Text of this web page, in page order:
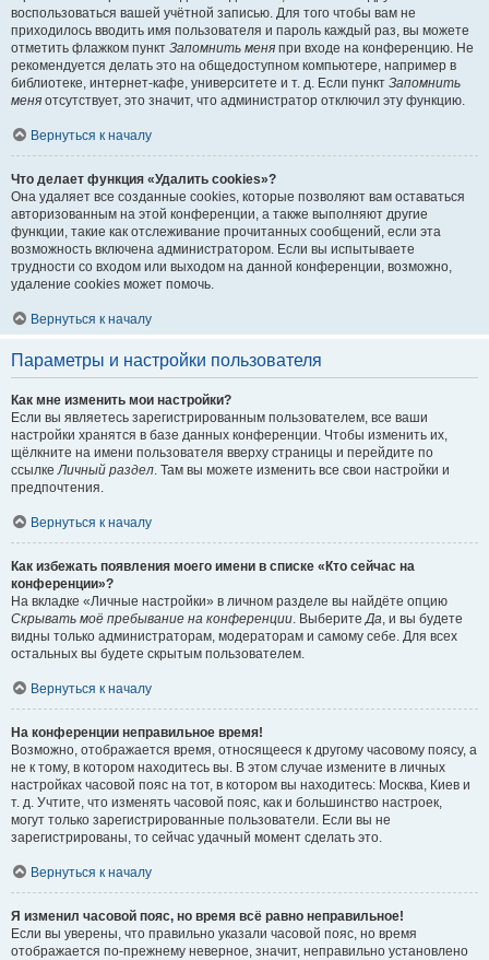
воспользоваться вашей учётной записью. Для того чтобы вам не
приходилось вводить имя пользователя и пароль каждый раз, вы можете
отметить флажком пункт Запомнить меня при входе на конференцию. Не
рекомендуется делать это на общедоступном компьютере, например в
библиотеке, интернет-кафе, университете и т. д. Если пункт Запомнить
меня отсутствует, это значит, что администратор отключил эту функцию.
Вернуться к началу
Что делает функция «Удалить cookies»?
Она удаляет все созданные cookies, которые позволяют вам оставаться
авторизованным на этой конференции, а также выполняют другие
функции, такие как отслеживание прочитанных сообщений, если эта
возможность включена администратором. Если вы испытываете
трудности со входом или выходом на данной конференции, возможно,
удаление cookies может помочь.
Вернуться к началу
Параметры и настройки пользователя
Как мне изменить мои настройки?
Если вы являетесь зарегистрированным пользователем, все ваши
настройки хранятся в базе данных конференции. Чтобы изменить их,
щёлкните на имени пользователя вверху страницы и перейдите по
ссылкеЛичный раздел. Там вы можете изменить все свои настройки и
предпочтения.
Вернуться к началу
Как избежать появления моего имени в списке «Кто сейчас на
конференции»?
На вкладке «Личные настройки» в личном разделе вы найдёте опцию
Скрывать моё пребывание на конференции. ВыберитеДа, и вы будете
видны только администраторам, модераторам и самому себе. Для всех
остальных вы будете скрытым пользователем.
Вернуться к началу
На конференции неправильное время!
Возможно, отображается время, относящееся к другому часовому поясу, а
не к тому, в котором находитесь вы. В этом случае измените в личных
настройках часовой пояс на тот, в котором вы находитесь: Москва, Киев и
т. д. Учтите, что изменять часовой пояс, как и большинство настроек,
могут только зарегистрированные пользователи. Если вы не
зарегистрированы, то сейчас удачный момент сделать это.
Вернуться к началу
Я изменил часовой пояс, но время всё равно неправильное!
Если вы уверены, что правильно указали часовой пояс, но время
отображается по-прежнему неверное, значит, неправильно установлено